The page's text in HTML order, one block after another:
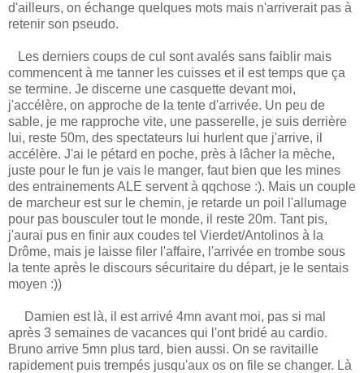
d'ailleurs, on échange quelques mots mais n'arriverait pas à
retenir son pseudo.
Les derniers coups de cul sont avalés sans faiblir mais
commencent à me tanner les cuisses et il est temps que ça
se termine. Je discerne une casquette devant moi,
j'accélère, on approche de la tente d'arrivée. Un peu de
sable, je me rapproche vite, une passerelle, je suis derrière
lui, reste 50m, des spectateurs lui hurlent que j'arrive, il
accélère. J'ai le pétard en poche, près à lâcher la mèche,
juste pour le fun je vais le manger, faut bien que les mines
des entrainements ALE servent à qqchose :). Mais un couple
de marcheur est sur le chemin, je retarde un poil l'allumage
pour pas bousculer tout le monde, il reste 20m. Tant pis,
j'aurai pus en finir aux coudes tel Vierdet/Antolinos à la
Drôme, mais je laisse filer l'affaire, l'arrivée en trombe sous
la tente après le discours sécuritaire du départ, je le sentais
moyen :))
Damien est là, il est arrivé 4mn avant moi, pas si mal
après 3 semaines de vacances qui l'ont bridé au cardio.
Bruno arrive 5mn plus tard, bien aussi. On se ravitaille
rapidement puis trempés jusqu'aux os on file se changer. Là